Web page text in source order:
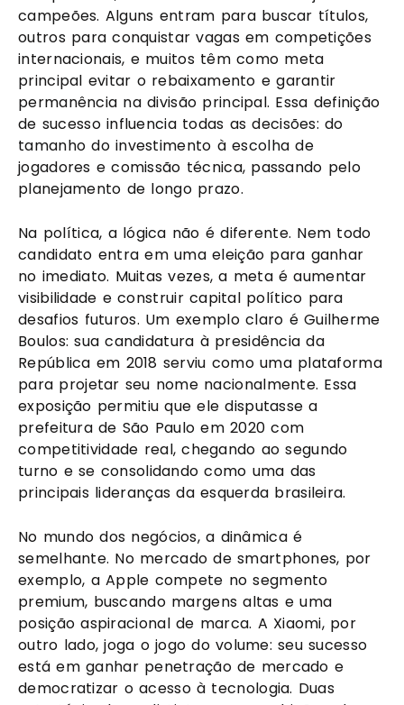
campeões. Alguns entram para buscar títulos,
outros para conquistar vagas em competições
internacionais, e muitos têm como meta
principal evitar o rebaixamento e garantir
permanência na divisão principal. Essa definição
de sucesso influencia todas as decisões: do
tamanho do investimento à escolha de
jogadores e comissão técnica, passando pelo
planejamento de longo prazo.
Na política, a lógica não é diferente. Nem todo
candidato entra em uma eleição para ganhar
no imediato. Muitas vezes, a meta é aumentar
visibilidade e construir capital político para
desafios futuros. Um exemplo claro é Guilherme
Boulos: sua candidatura à presidência da
República em 2018 serviu como uma plataforma
para projetar seu nome nacionalmente. Essa
exposição permitiu que ele disputasse a
prefeitura de São Paulo em 2020 com
competitividade real, chegando ao segundo
turno e se consolidando como uma das
principais lideranças da esquerda brasileira.
No mundo dos negócios, a dinâmica é
semelhante. No mercado de smartphones, por
exemplo, a Apple compete no segmento
premium, buscando margens altas e uma
posição aspiracional de marca. A Xiaomi, por
outro lado, joga o jogo do volume: seu sucesso
está em ganhar penetração de mercado e
democratizar o acesso à tecnologia. Duas